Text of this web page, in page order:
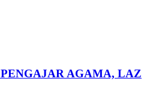
AGAMA, LAZ